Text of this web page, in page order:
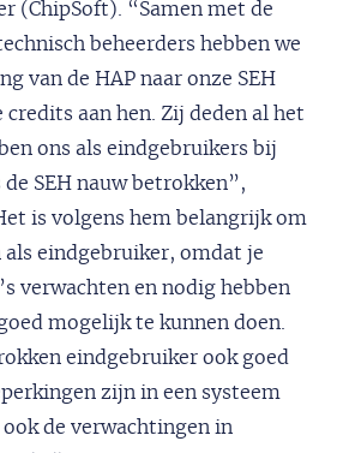
(ChipSoft). “Samen met de
beheerders hebben we
van de HAP naar onze SEH
credits aan hen. Zij deden al het
ons als eindgebruikers bij
de SEH nauw betrokken”,
is volgens hem belangrijk om
eindgebruiker, omdat je
verwachten en nodig hebben
mogelijk te kunnen doen.
eindgebruiker ook goed
zijn in een systeem
de verwachtingen in